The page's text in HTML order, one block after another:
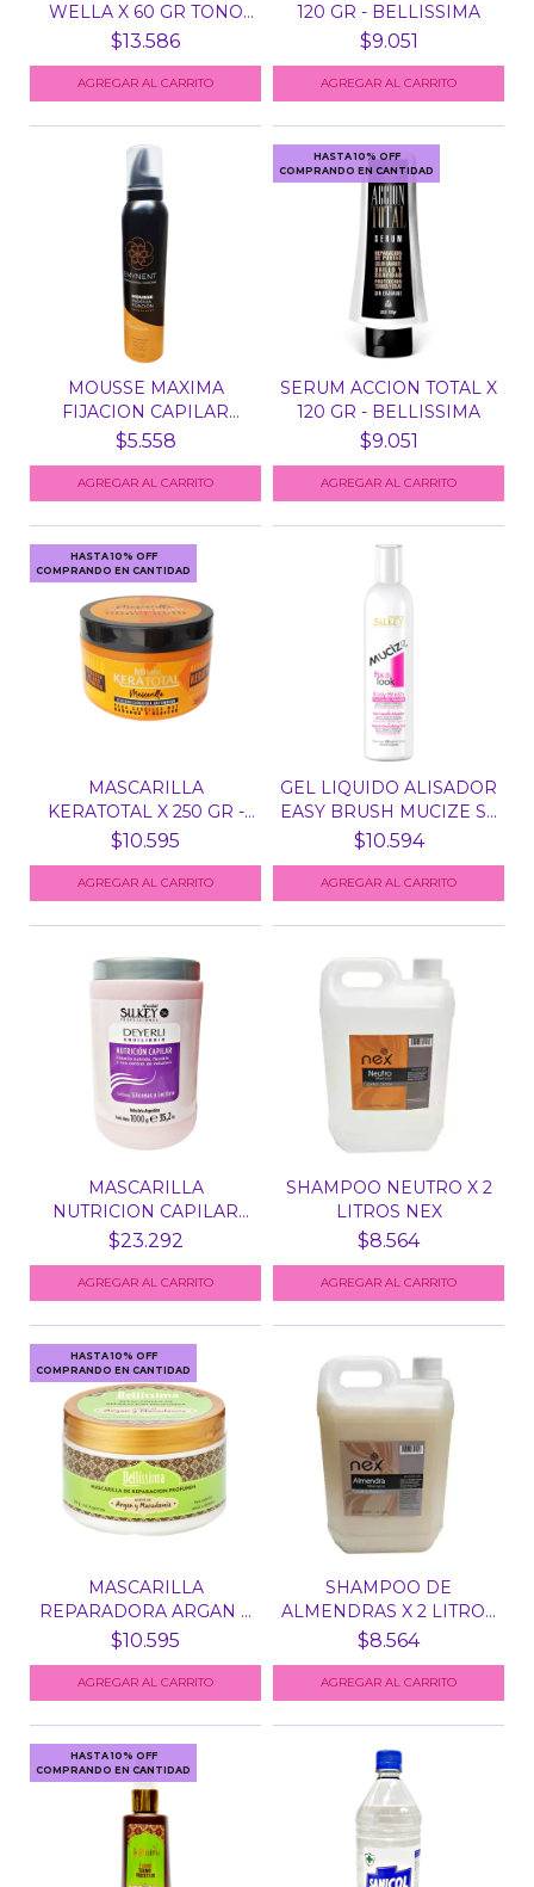
WELLA X 60 GR TONO
S...
$13.586
120 GR - BELLISSIMA
$9.051
MOUSSE MAXIMA
FIJACION CAPILAR
EMYNENT X...
$5.558
HASTA 10% OFF
COMPRANDO EN CANTIDAD
SERUM ACCION TOTAL X
120 GR - BELLISSIMA
$9.051
HASTA 10% OFF
COMPRANDO EN CANTIDAD
MASCARILLA
KERATOTAL X 250 GR -
BELLISSI...
$10.595
GEL LIQUIDO ALISADOR
EASY BRUSH MUCIZE S...
$10.594
MASCARILLA
NUTRICION CAPILAR
DEYERLI SIL...
$23.292
SHAMPOO NEUTRO X 2
LITROS NEX
$8.564
HASTA 10% OFF
COMPRANDO EN CANTIDAD
MASCARILLA
REPARADORA ARGAN Y
MACADAMIA...
$10.595
SHAMPOO DE
ALMENDRAS X 2 LITROS
NEX
$8.564
HASTA 10% OFF
COMPRANDO EN CANTIDAD